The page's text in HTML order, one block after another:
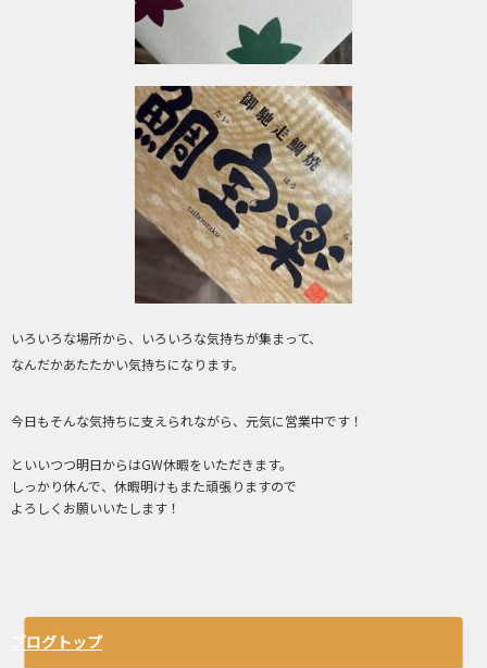
いろいろな場所から、いろいろな気持ちが集まって、
なんだかあたたかい気持ちになります。
今日もそんな気持ちに支えられながら、元気に営業中です！
といいつつ明日からはGW休暇をいただきます。
しっかり休んで、休暇明けもまた頑張りますので
よろしくお願いいたします！
ブログトップ